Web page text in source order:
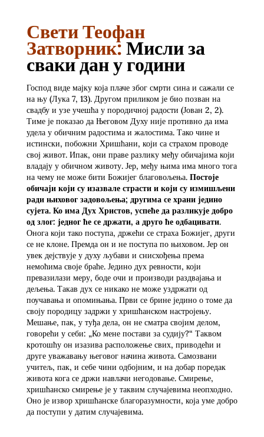
Свети Теофан
Затворник:Мисли за
сваки дан у години
Господ виде мајку која плаче због смрти сина и сажали се
на њу (Лука 7, 13). Другом приликом је био позван на
свадбу и узе учешћа у породичној радости (Јован 2, 2).
Тиме је показао да Његовом Духу није противно да има
удела у обичним радостима и жалостима. Тако чине и
истински, побожни Хришћани, који са страхом проводе
свој живот. Ипак, они праве разлику међу обичајима који
владају у обичном животу. Јер, међу њима има много тога
на чему не може бити Божијег благовољења. Постоје
обичаји који су изазвале страсти и који су измишљени
ради њиховог задовољења; другима се храни једино
сујета. Ко има Дух Христов, успеће да разликује добро
од злог: једног ће се држати, а друго ће одбацивати.
Онога који тако поступа, држећи се страха Божијег, други
се не клоне. Премда он и не поступа по њиховом. Јер он
увек дејствује у духу љубави и снисхођења према
немоћима своје браће. Једино дух ревности, који
превазилази меру, боде очи и производи раздвајања и
дељења. Такав дух се никако не може уздржати од
поучавања и опомињања. Први се брине једино о томе да
своју породицу задржи у хришћанском настројењу.
Мешање, пак, у туђа дела, он не сматра својим делом,
говорећи у себи: „Ко мене постави за судију?“ Таквом
кротошћу он изазива расположење свих, приводећи и
друге уважавању његовог начина живота. Самозвани
учитељ, пак, и себе чини одбојним, и на добар поредак
живота кога се држи навлачи негодовање. Смирење,
хришћанско смирење је у таквим случајевима неопходно.
Оно је извор хришћанске благоразумности, која уме добро
да поступи у датим случајевима.